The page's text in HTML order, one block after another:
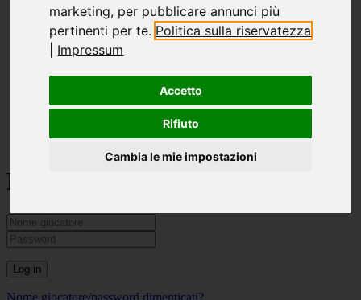
marketing, per pubblicare annunci più
pertinenti per te. Politica sulla riservatezza
Impressum
Accetto
Rifiuto
Cambia le mie impostazioni
limba română
Русский
Español
Registrazione
Log in
Nome giocatore/password dimenticati?